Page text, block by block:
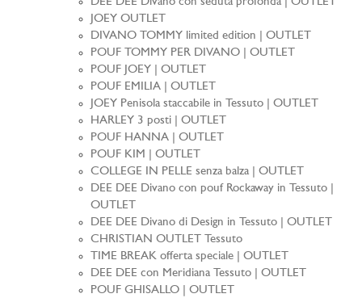
JOEY OUTLET
DIVANO TOMMY limited edition | OUTLET
POUF TOMMY PER DIVANO | OUTLET
POUF JOEY | OUTLET
POUF EMILIA | OUTLET
JOEY Penisola staccabile in Tessuto | OUTLET
HARLEY 3 posti | OUTLET
POUF HANNA | OUTLET
POUF KIM | OUTLET
COLLEGE IN PELLE senza balza | OUTLET
DEE DEE Divano con pouf Rockaway in Tessuto |
OUTLET
DEE DEE Divano di Design in Tessuto | OUTLET
CHRISTIAN OUTLET Tessuto
TIME BREAK offerta speciale | OUTLET
DEE DEE con Meridiana Tessuto | OUTLET
POUF GHISALLO | OUTLET